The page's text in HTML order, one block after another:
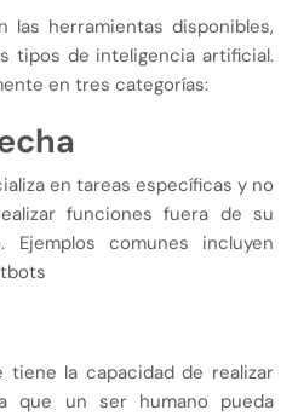
las herramientas disponibles,
tipos de inteligencia artificial.
en tres categorías:
en tareas específicas y no
funciones fuera de su
Ejemplos comunes incluyen
la capacidad de realizar
que un ser humano pueda